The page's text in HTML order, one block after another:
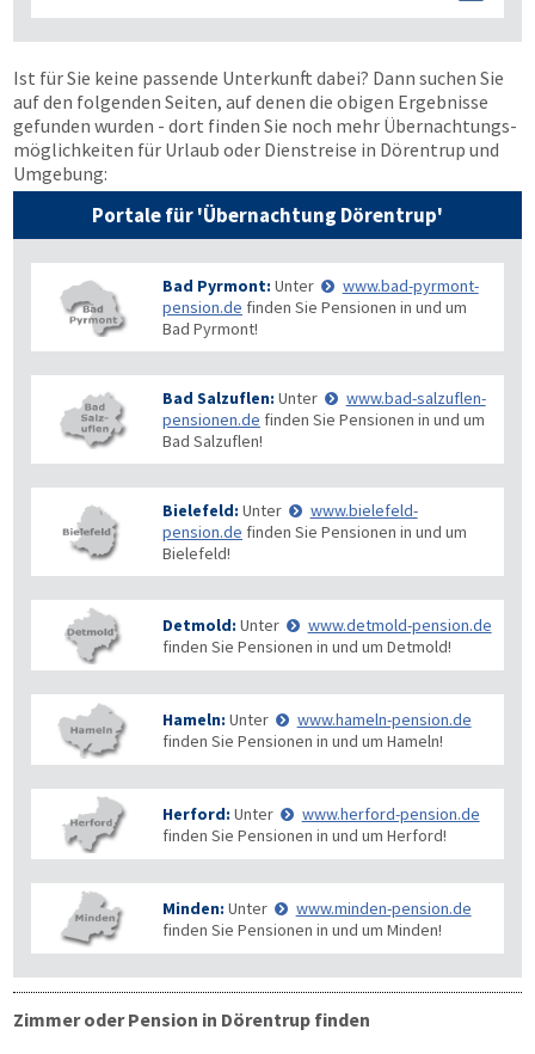
Ist für Sie keine passende Unterkunft dabei? Dann suchen Sie
auf den folgenden Seiten, auf denen die obigen Ergebnisse
gefunden wurden - dort finden Sie noch mehr Übernachtungs­
möglichkeiten für Urlaub oder Dienstreise in Dörentrup und
Umgebung:
Portale für 'Übernachtung Dörentrup'
Bad Pyrmont: Unter
www.bad-pyrmont-
pension.de finden Sie Pensionen in und um
Bad Pyrmont!
Bad Salzuflen: Unter
www.bad-salzuflen-
pensionen.de finden Sie Pensionen in und um
Bad Salzuflen!
Bielefeld: Unter
www.bielefeld-
pension.de finden Sie Pensionen in und um
Bielefeld!
Detmold: Unter
www.detmold-pension.de
finden Sie Pensionen in und um Detmold!
Hameln: Unter
www.hameln-pension.de
finden Sie Pensionen in und um Hameln!
Herford: Unter
www.herford-pension.de
finden Sie Pensionen in und um Herford!
Minden: Unter
www.minden-pension.de
finden Sie Pensionen in und um Minden!
Zimmer oder Pension in Dörentrup finden